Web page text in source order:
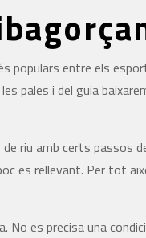
entre els
pales i del guia
riu amb certs passos
es rellevant. Per tot
es precisa una